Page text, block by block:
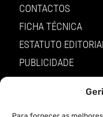
CONTACTOS
FICHA TÉCNICA
ESTATUTO
PUBLICIDADE
LOJA